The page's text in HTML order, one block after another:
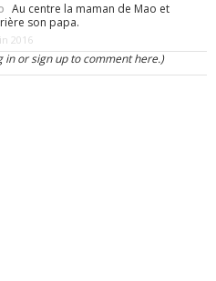
d'un chien? Les chenils
loups qui sont dans
chaleureux. Offrez-leur cette
seront tellement
Au centre la maman de Mao et
son papa.
2016
in or sign up to comment here.)